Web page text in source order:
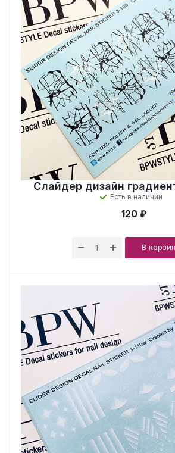
Слайдер дизайн
Есть в наличии
120 ₽
В